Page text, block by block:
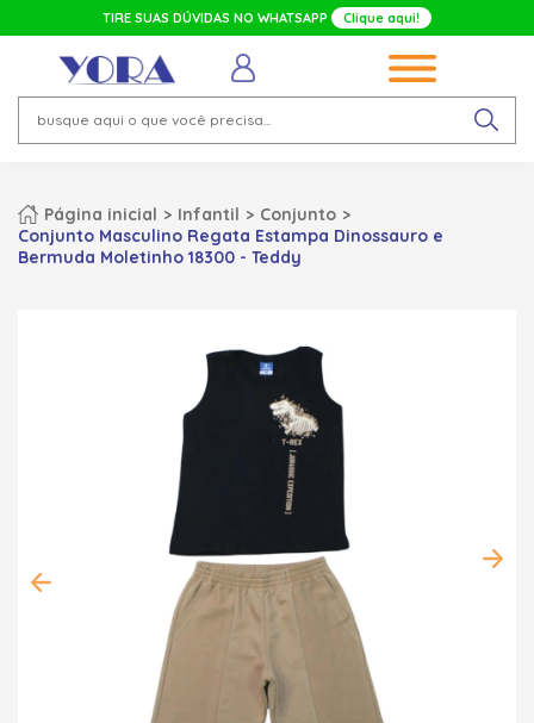
TIRE SUAS DÚVIDAS NO WHATSAPP Clique aqui!
Página inicial Infantil
Conjunto
Conjunto Masculino Regata Estampa Dinossauro e
Bermuda Moletinho 18300 - Teddy